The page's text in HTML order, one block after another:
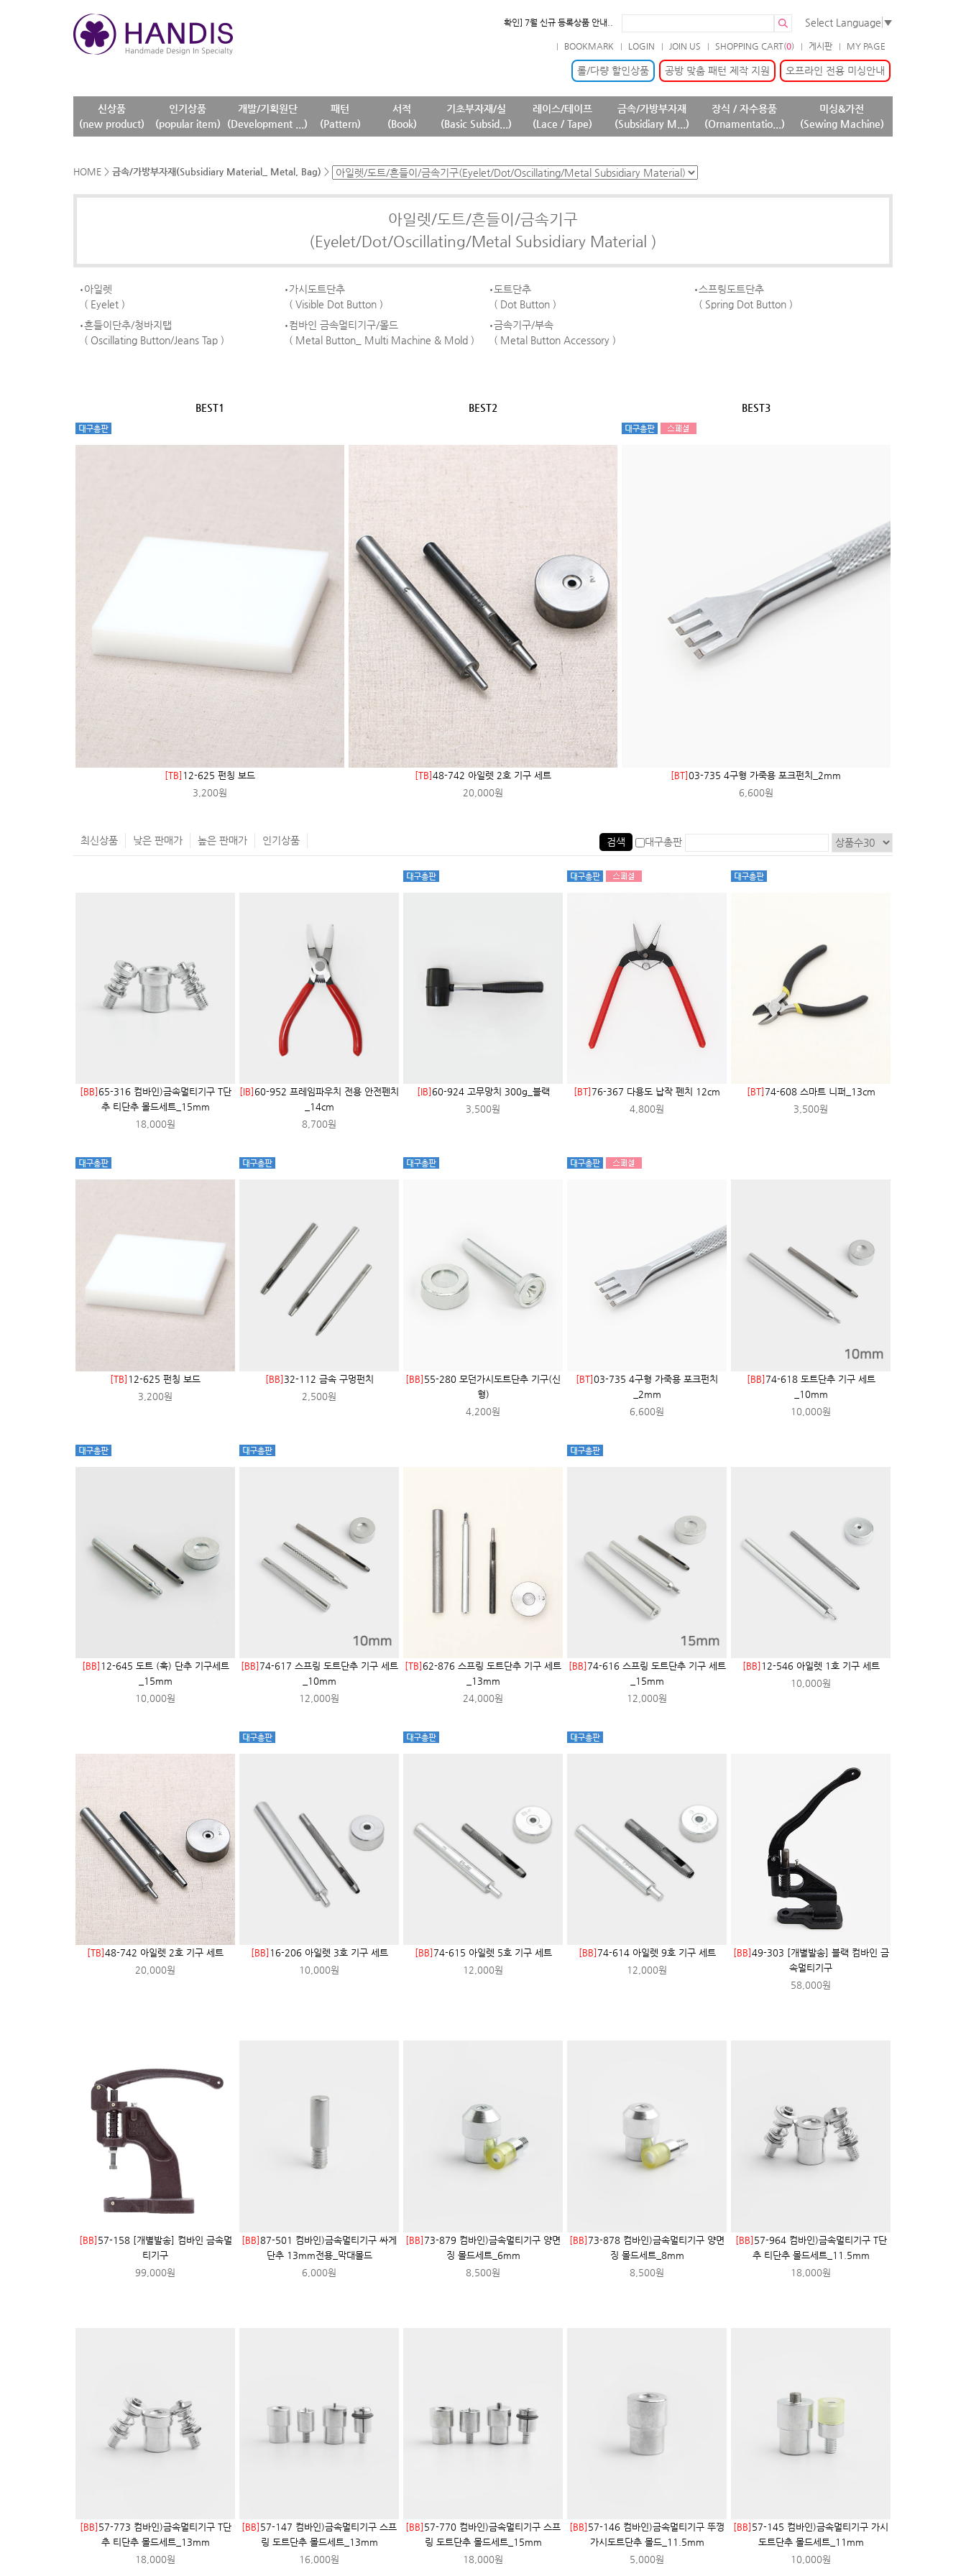
확인] 7월 신규 등록상품 안내..
필독] 상품명 및 상품정보(상품페..
필독] 원단 판매가격 변경 안내 ..
Select Language ▼
MY PAGE
게시판
SHOPPING CART(0)
JOIN US
LOGIN
BOOKMARK
오프라인 전용 미싱안내
공방 맞춤 패턴 제작 지원
롤/다량 할인상품
신상품
(new product)
인기상품
(popular item)
개발/기획원단
(Development ...)
패턴
(Pattern)
서적
(Book)
기초부자재/실
(Basic Subsid...)
레이스/테이프
(Lace / Tape)
금속/가방부자재
(Subsidiary M...)
장식 / 자수용품
(Ornamentatio...)
미싱&가전
(Sewing Machine)
HOME > 금속/가방부자재(Subsidiary Material_ Metal, Bag) >
아일렛/도트/흔들이/금속기구
(Eyelet/Dot/Oscillating/Metal Subsidiary Material )
아일렛
( Eyelet )
가시도트단추
( Visible Dot Button )
도트단추
( Dot Button )
스프링도트단추
( Spring Dot Button )
흔들이단추/청바지탭
( Oscillating Button/Jeans Tap )
컴바인 금속멀티기구/몰드
( Metal Button_ Multi Machine & Mold )
금속기구/부속
( Metal Button Accessory )
BEST1
[TB] 12-625 펀칭 보드
3,200원
BEST2
[TB]48-742 아일렛 2호 기구 세트
20,000원
BEST3
[BT]03-735 4구형 가죽용 포크펀치_2mm
6,600원
최신상품 낮은 판매가 높은 판매가 인기상품 검색 대구총판
[BB]65-316 컴바인)금속멀티기구 T단
추 티단추 몰드세트_15mm
18,000원
[IB]60-952 프레임파우치 전용 안전펜치
_14cm
8,700원
[IB]60-924 고무망치 300g_블랙
3,500원
[BT] 76-367 다용도 납작 펜치 12cm
4,800원
[BT] 74-608 스마트 니퍼_13cm
3,500원
[TB] 12-625 펀칭 보드
3,200원
[BB] 32-112 금속 구멍펀치
2,500원
[BB] 55-280 모던가시도트단추 기구(신
형)
4,200원
[BT]03-735 4구형 가죽용 포크펀치
_2mm
6,600원
[BB] 74-618 도트단추 기구 세트
_10mm
10,000원
[BB] 12-645 도트 (훅) 단추 기구세트
_15mm
10,000원
[BB] 74-617 스프링 도트단추 기구 세트
_10mm
12,000원
[TB]62-876 스프링 도트단추 기구 세트
_13mm
24,000원
[BB] 74-616 스프링 도트단추 기구 세트
_15mm
12,000원
[BB] 12-546 아일렛 1호 기구 세트
10,000원
[TB]48-742 아일렛 2호 기구 세트
20,000원
[BB] 16-206 아일렛 3호 기구 세트
10,000원
[BB] 74-615 아일렛 5호 기구 세트
12,000원
[BB] 74-614 아일렛 9호 기구 세트
12,000원
[BB]49-303 [개별발송] 블랙 컴바인 금
속멀티기구
58,000원
[BB] 57-158 [개별발송] 컴바인 금속멀
티기구
99,000원
[BB]87-501 컴바인)금속멀티기구 싸게
단추 13mm전용_막대몰드
6,000원
[BB] 73-879 컴바인)금속멀티기구 양면
징 몰드세트_6mm
8,500원
[BB] 73-878 컴바인)금속멀티기구 양면
징 몰드세트_8mm
8,500원
[BB] 57-964 컴바인)금속멀티기구 T단
추 티단추 몰드세트_11.5mm
18,000원
[BB] 57-773 컴바인)금속멀티기구 T단
추 티단추 몰드세트_13mm
18,000원
[BB] 57-147 컴바인)금속멀티기구 스프
링 도트단추 몰드세트_13mm
16,000원
[BB] 57-770 컴바인)금속멀티기구 스프
링 도트단추 몰드세트_15mm
18,000원
[BB] 57-146 컴바인)금속멀티기구 뚜껑
가시도트단추 몰드_11.5mm
5,000원
[BB] 57-145 컴바인)금속멀티기구 가시
도트단추 몰드세트_11mm
10,000원